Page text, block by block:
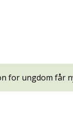
for ungdom får